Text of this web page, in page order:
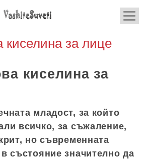
киселина за лице
киселина за
младост, за който
всичко, за съжаление,
но съвременната
състояние значително да